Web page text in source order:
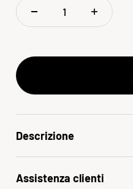
Descrizione
Assistenza clienti